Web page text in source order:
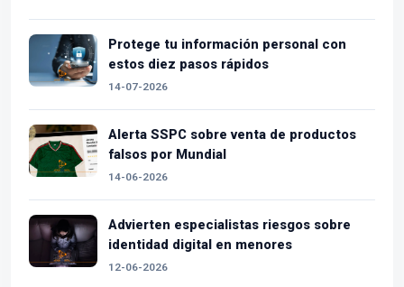
Protege tu información personal con
estos diez pasos rápidos
14-07-2026
Alerta SSPC sobre venta de productos
falsos por Mundial
14-06-2026
Advierten especialistas riesgos sobre
identidad digital en menores
12-06-2026